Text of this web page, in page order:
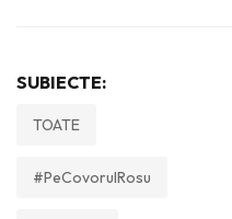
SUBIECTE:
TOATE
#PeCovorulRosu